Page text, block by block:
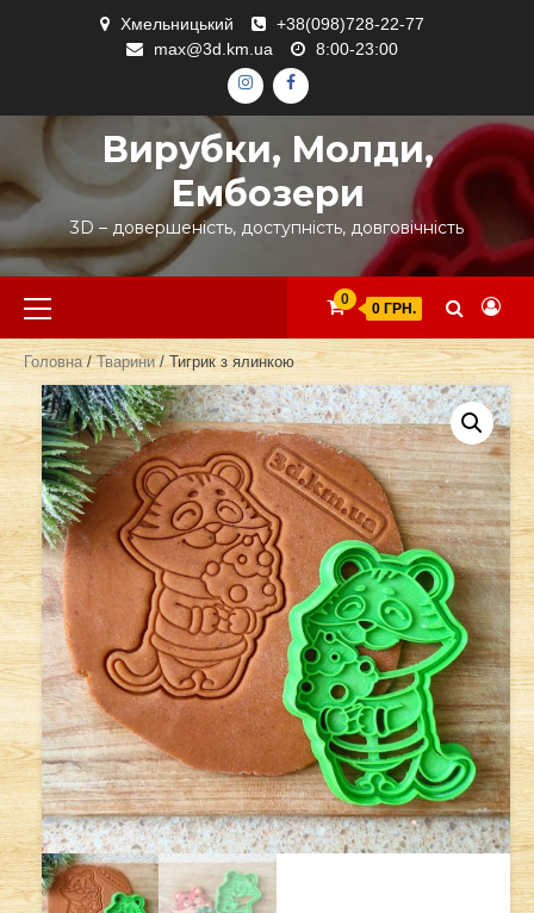
Хмельницький
+38(098)728-22-77
max@3d.km.ua
8:00-23:00
ІНСТАГРАМ
ФЕЙСБУК
Вирубки, Молди,
Ембозери
3D – довершеність, доступність, довговічність
Primary
Menu
0
0 ГРН.
Головна/Тварини/ Тигрик з ялинкою